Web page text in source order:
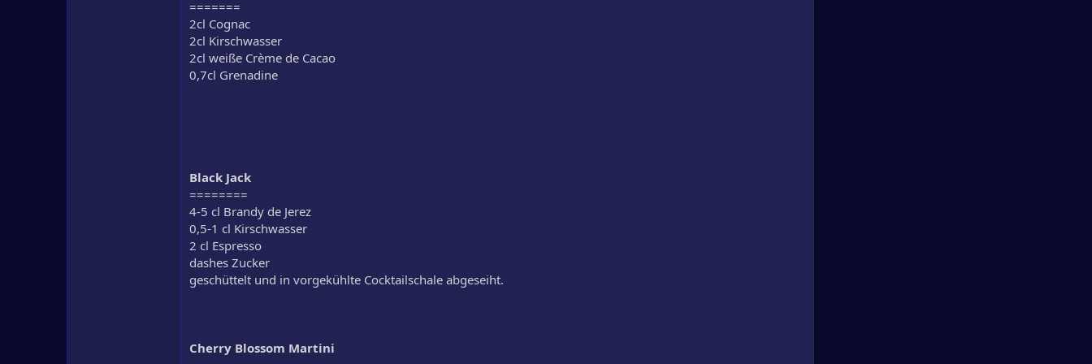
=======
2cl Cognac
2cl Kirschwasser
2cl weiße Crème de Cacao
0,7cl Grenadine
Black Jack
========
4-5 cl Brandy de Jerez
0,5-1 cl Kirschwasser
2 cl Espresso
dashes Zucker
geschüttelt und in vorgekühlte Cocktailschale abgeseiht.
Cherry Blossom Martini